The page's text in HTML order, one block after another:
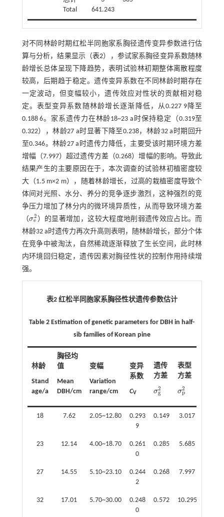
Total
641.243
对不同林龄时期红松半同胞家系胸径遗传变异参数进行估
算与分析，结果显示（表2），参试家系胸径变异系数随林
龄增长总体呈现下降趋势，表明试验林初期整体离散程度
较高，后期趋于稳定。遗传变异系数在不同林龄时期存在
一定波动，但变幅较小，遗传效应对性状的贡献相对稳
定。表型变异系数随林龄增长逐渐降低，从0.227 9降至
0.188 6。家系遗传力在林龄18~23 a时保持稳定（0.319至
0.322），林龄27 a时显著下降至0.238，林龄32 a时期回升
至0.346。林龄27 a时遗传力降低，主要受该时期环境方差
增幅（7.997）超过遗传方差（0.268）增幅的影响。导致此
结果产生的主要原因在于，本次调查的试验林初植密度较
大（1.5 m×2 m），随着林龄增长，过高的栽植密度导致个
体间对光照、水分、养分的竞争逐步激烈，这种强烈的竞
争压力增加了林分内的微环境异质性，从而导致环境方差
（σ2
e
σe2）的显著增加，这较大程度地削弱遗传效应占比。而
林龄32 a时遗传力再次升高则表明，随林龄增长，部分个体
在竞争中被淘汰，自然稀疏逐渐释放了生长空间，此时林
内环境回归稳定，遗传因素对胸径性状的控制作用持续增
强。
表2 红松半同胞家系胸径性状遗传参数估计
Table 2 Estimation of genetic parameters for DBH in half-
sib families of Korean pine
林龄
Stand
age/a
胸径均
值
Mean
DBH/cm
变幅
Variation
range/cm
变异
系数
CV
遗传
方差
σ2
g
σg2
表型
方差
σ2
p
σp2
18 7.62 2.05~12.80
0.293
9
0.149 3.017
23 12.14 4.00~18.70
0.261
0
0.285 5.685
27 14.55 5.10~23.10
0.244
2
0.268 7.997
32 17.01 5.70~30.00
0.248
0
0.572 10.295